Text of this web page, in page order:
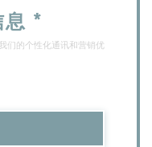
*
们的个性化通讯和营销优